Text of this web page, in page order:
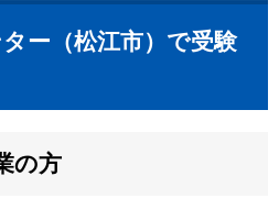
ー（松江市）で受験
の方